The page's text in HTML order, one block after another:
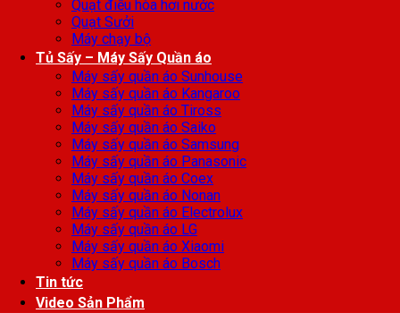
Quạt điều hòa hơi nước
Quạt Sưởi
Máy chạy bộ
Tủ Sấy – Máy Sấy Quần áo
Máy sấy quần áo Sunhouse
Máy sấy quần áo Kangaroo
Máy sấy quần áo Tiross
Máy sấy quần áo Saiko
Máy sấy quần áo Samsung
Máy sấy quần áo Panasonic
Máy sấy quần áo Coex
Máy sấy quần áo Nonan
Máy sấy quần áo Electrolux
Máy sấy quần áo LG
Máy sấy quần áo Xiaomi
Máy sấy quần áo Bosch
Tin tức
Video Sản Phẩm